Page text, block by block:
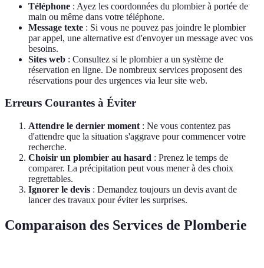
Téléphone : Ayez les coordonnées du plombier à portée de
main ou même dans votre téléphone.
Message texte : Si vous ne pouvez pas joindre le plombier
par appel, une alternative est d'envoyer un message avec vos
besoins.
Sites web : Consultez si le plombier a un système de
réservation en ligne. De nombreux services proposent des
réservations pour des urgences via leur site web.
Erreurs Courantes à Éviter
Attendre le dernier moment : Ne vous contentez pas
d'attendre que la situation s'aggrave pour commencer votre
recherche.
Choisir un plombier au hasard : Prenez le temps de
comparer. La précipitation peut vous mener à des choix
regrettables.
Ignorer le devis : Demandez toujours un devis avant de
lancer des travaux pour éviter les surprises.
Comparaison des Services de Plomberie